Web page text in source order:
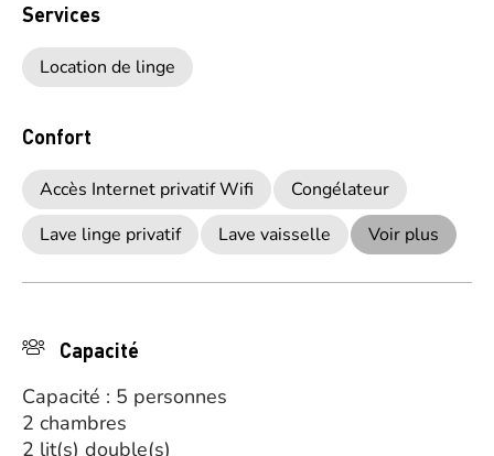
Services
Location de linge
Confort
Accès Internet privatif Wifi
Congélateur
Lave linge privatif
Lave vaisselle Voir plus
Capacité
Capacité : 5 personnes
2 chambres
2 lit(s) double(s)